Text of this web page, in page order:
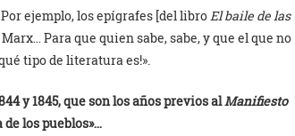
ejemplo, los epígrafes [del libro El baile de las
Para que quien sabe, sabe, y que el que no
tipo de literatura es!».
y 1845, que son los años previos alManifiesto
los pueblos»…